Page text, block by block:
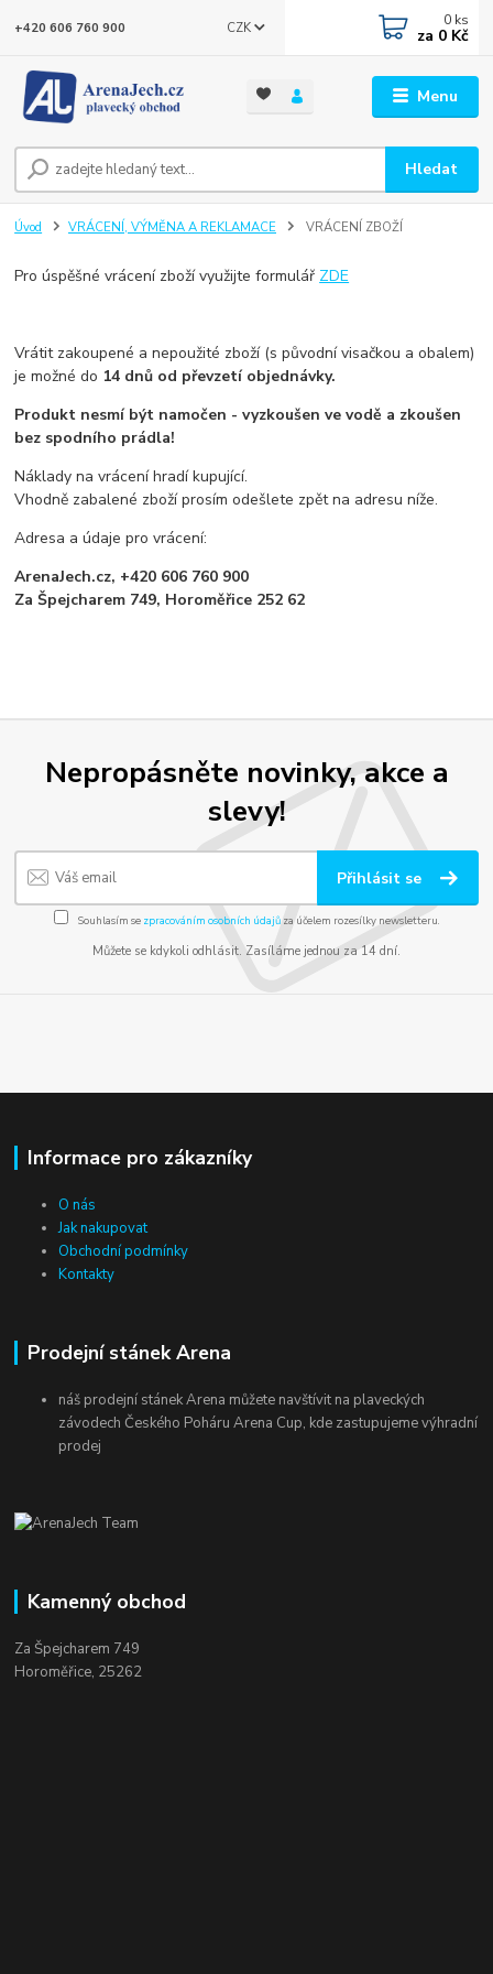
Menu
CZK
Hledat
+420 606 760 900 0 ks
za 0 Kč
Úvod VRÁCENÍ, VÝMĚNA A REKLAMACE VRÁCENÍ ZBOŽÍ
Pro úspěšné vrácení zboží využijte formulář ZDE
Vrátit zakoupené a nepoužité zboží (s původní visačkou a obalem)
je možné do 14 dnů od převzetí objednávky.
Produkt nesmí být namočen - vyzkoušen ve vodě a zkoušen
bez spodního prádla!
Náklady na vrácení hradí kupující.
Vhodně zabalené zboží prosím odešlete zpět na adresu níže.
Adresa a údaje pro vrácení:
ArenaJech.cz, +420 606 760 900
Za Špejcharem 749, Horoměřice 252 62
Nepropásněte novinky, akce a
slevy!
Přihlásit se
Souhlasím se zpracováním osobních údajůza účelem rozesílky newsletteru.
Můžete se kdykoli odhlásit. Zasíláme jednou za 14 dní.
Informace pro zákazníky
O nás
Jak nakupovat
Obchodní podmínky
Kontakty
Prodejní stánek Arena
náš prodejní stánek Arena můžete navštívit na plaveckých
závodech Českého Poháru Arena Cup, kde zastupujeme výhradní
prodej
Kamenný obchod
Za Špejcharem 749
Horoměřice, 25262